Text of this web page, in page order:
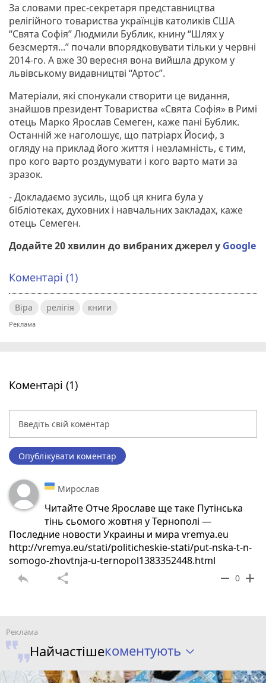
За словами прес-секретаря представництва
релігійного товариства українців католиків США
“Свята Софія” Людмили Бублик, книну “Шлях у
безсмертя...” почали впорядковувати тільки у червні
2014-го. А вже 30 вересня вона вийшла друком у
львівському видавництві “Артос”.
Матеріали, які спонукали створити це видання,
знайшов президент Товариства «Свята Софія» в Римі
отець Марко Ярослав Семеген, каже пані Бублик.
Останній же наголошує, що патріарх Йосиф, з
огляду на приклад його життя і незламність, є тим,
про кого варто роздумувати і кого варто мати за
зразок.
- Докладаємо зусиль, щоб ця книга була у
бібліотеках, духовних і навчальних закладах, каже
отець Семеген.
Додайте 20 хвилин до вибраних джерел у Google
Коментарі (1)
Віра релігія книги
Коментарі (1)
Опублікувати коментар
Мирослав
Читайте Отче Ярославе ще таке Путінська
тінь сьомого жовтня у Тернополі —
Последние новости Украины и мира vremya.eu
http://vremya.eu/stati/politicheskie-stati/put-nska-t-n-
somogo-zhovtnja-u-ternopol1383352448.html
reply share remove 0 add
Найчастішекоментують